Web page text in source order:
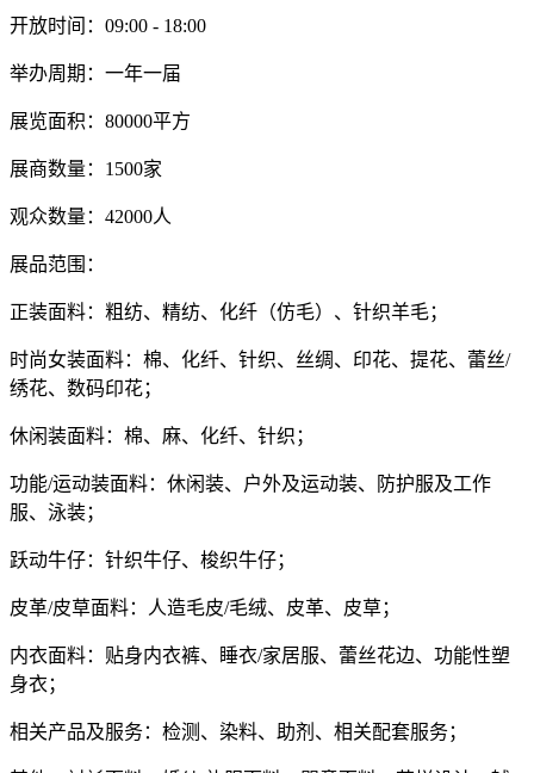
开放时间：09:00 - 18:00
举办周期：一年一届
展览面积：80000平方
展商数量：1500家
观众数量：42000人
展品范围：
正装面料：粗纺、精纺、化纤（仿毛）、针织羊毛；
时尚女装面料：棉、化纤、针织、丝绸、印花、提花、蕾丝/
绣花、数码印花；
休闲装面料：棉、麻、化纤、针织；
功能/运动装面料：休闲装、户外及运动装、防护服及工作
服、泳装；
跃动牛仔：针织牛仔、梭织牛仔；
皮革/皮草面料：人造毛皮/毛绒、皮革、皮草；
内衣面料：贴身内衣裤、睡衣/家居服、蕾丝花边、功能性塑
身衣；
相关产品及服务：检测、染料、助剂、相关配套服务；